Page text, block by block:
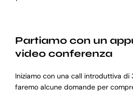
Partiamo con un
video conferenza
Iniziamo con una call introduttiva di
faremo alcune domande per